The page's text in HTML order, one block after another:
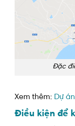
Đặc
Xem thêm: Dự
Điều kiện để